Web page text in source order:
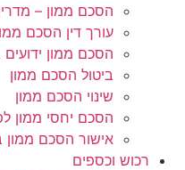
הסכם ממון –
עורך דין הסכם
הסכם ממון ידועים
ביטול הסכם ממון
שינוי הסכם ממון
הסכם יחסי ממון
אישור הסכם
רכוש וכספים